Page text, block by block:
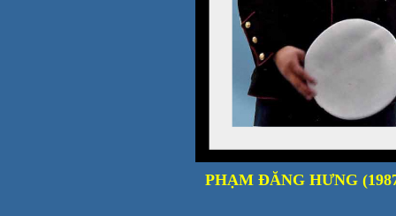
PHẠM ĐĂNG HƯNG